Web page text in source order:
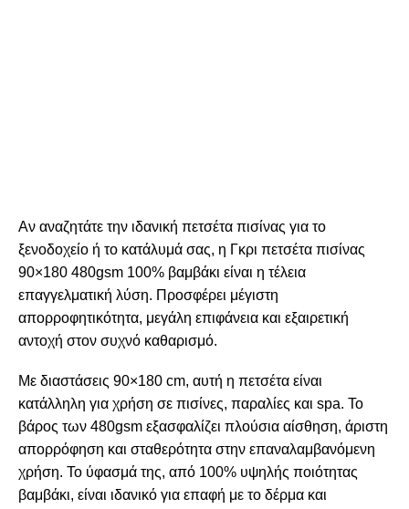
Αν αναζητάτε την ιδανική πετσέτα πισίνας για το
ξενοδοχείο ή το κατάλυμά σας, η Γκρι πετσέτα πισίνας
90×180 480gsm 100% βαμβάκι είναι η τέλεια
επαγγελματική λύση. Προσφέρει μέγιστη
απορροφητικότητα, μεγάλη επιφάνεια και εξαιρετική
αντοχή στον συχνό καθαρισμό.
Με διαστάσεις 90×180 cm, αυτή η πετσέτα είναι
κατάλληλη για χρήση σε πισίνες, παραλίες και spa. Το
βάρος των 480gsm εξασφαλίζει πλούσια αίσθηση, άριστη
απορρόφηση και σταθερότητα στην επαναλαμβανόμενη
χρήση. Το ύφασμά της, από 100% υψηλής ποιότητας
βαμβάκι, είναι ιδανικό για επαφή με το δέρμα και